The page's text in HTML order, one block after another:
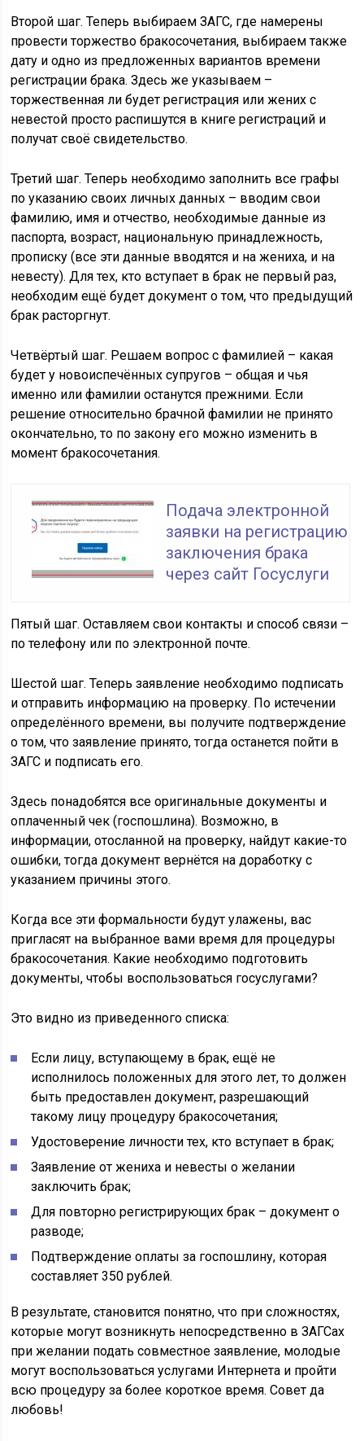
Второй шаг. Теперь выбираем ЗАГС, где намерены
провести торжество бракосочетания, выбираем также
дату и одно из предложенных вариантов времени
регистрации брака. Здесь же указываем –
торжественная ли будет регистрация или жених с
невестой просто распишутся в книге регистраций и
получат своё свидетельство.
Третий шаг. Теперь необходимо заполнить все графы
по указанию своих личных данных – вводим свои
фамилию, имя и отчество, необходимые данные из
паспорта, возраст, национальную принадлежность,
прописку (все эти данные вводятся и на жениха, и на
невесту). Для тех, кто вступает в брак не первый раз,
необходим ещё будет документ о том, что предыдущий
брак расторгнут.
Четвёртый шаг. Решаем вопрос с фамилией – какая
будет у новоиспечённых супругов – общая и чья
именно или фамилии останутся прежними. Если
решение относительно брачной фамилии не принято
окончательно, то по закону его можно изменить в
момент бракосочетания.
Подача электронной
заявки на регистрацию
заключения брака
через сайт Госуслуги
Пятый шаг. Оставляем свои контакты и способ связи –
по телефону или по электронной почте.
Шестой шаг. Теперь заявление необходимо подписать
и отправить информацию на проверку. По истечении
определённого времени, вы получите подтверждение
о том, что заявление принято, тогда останется пойти в
ЗАГС и подписать его.
Здесь понадобятся все оригинальные документы и
оплаченный чек (госпошлина). Возможно, в
информации, отосланной на проверку, найдут какие-то
ошибки, тогда документ вернётся на доработку с
указанием причины этого.
Когда все эти формальности будут улажены, вас
пригласят на выбранное вами время для процедуры
бракосочетания. Какие необходимо подготовить
документы, чтобы воспользоваться госуслугами?
Это видно из приведенного списка:
Если лицу, вступающему в брак, ещё не
исполнилось положенных для этого лет, то должен
быть предоставлен документ, разрешающий
такому лицу процедуру бракосочетания;
Удостоверение личности тех, кто вступает в брак;
Заявление от жениха и невесты о желании
заключить брак;
Для повторно регистрирующих брак – документ о
разводе;
Подтверждение оплаты за госпошлину, которая
составляет 350 рублей.
В результате, становится понятно, что при сложностях,
которые могут возникнуть непосредственно в ЗАГСах
при желании подать совместное заявление, молодые
могут воспользоваться услугами Интернета и пройти
всю процедуру за более короткое время. Совет да
любовь!